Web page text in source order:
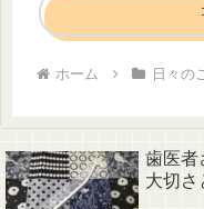
ホーム 日々の
歯医者
大切さ